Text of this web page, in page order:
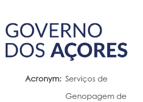
Acronym: Serviços de
Genopagem de